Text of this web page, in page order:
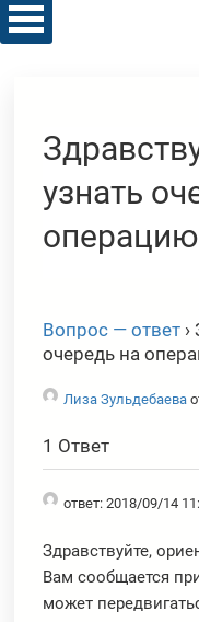
узнать
операцию
Вопрос — ответ ›
очередь на
Лиза Зульдебаева
1 Ответ
ответ: 2018/09/14
Здравствуйте,
Вам сообщается
может